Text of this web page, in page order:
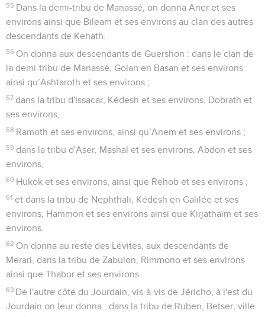
55 Dans la demi-tribu de Manassé, on donna Aner et ses
environs ainsi que Bileam et ses environs au clan des autres
descendants de Kehath.
56 On donna aux descendants de Guershon : dans le clan de
la demi-tribu de Manassé, Golan en Basan et ses environs
ainsi qu’Ashtaroth et ses environs ;
57 dans la tribu d'Issacar, Kédesh et ses environs, Dobrath et
ses environs,
58 Ramoth et ses environs, ainsi qu’Anem et ses environs ;
59 dans la tribu d'Aser, Mashal et ses environs, Abdon et ses
environs,
60 Hukok et ses environs, ainsi que Rehob et ses environs ;
61 et dans la tribu de Nephthali, Kédesh en Galilée et ses
environs, Hammon et ses environs ainsi que Kirjathaïm et ses
environs.
62 On donna au reste des Lévites, aux descendants de
Merari, dans la tribu de Zabulon, Rimmono et ses environs
ainsi que Thabor et ses environs.
63 De l'autre côté du Jourdain, vis-à-vis de Jéricho, à l'est du
Jourdain on leur donna : dans la tribu de Ruben, Betser, ville